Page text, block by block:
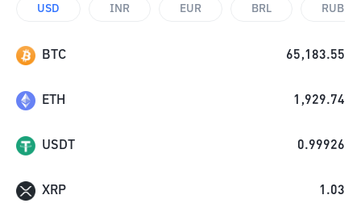
USD INR EUR BRL RUB
BTC 65,183.55
ETH 1,929.74
USDT 0.99926
XRP 1.03